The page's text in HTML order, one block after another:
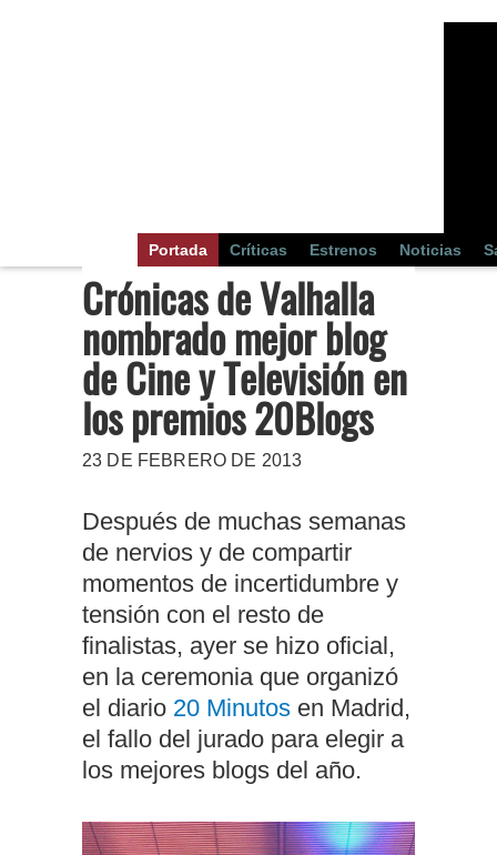
Portada Críticas Estrenos Noticias
Crónicas de Valhalla
nombrado mejor blog
de Cine y Televisión en
los premios 20Blogs
23 DE FEBRERO DE 2013
Después de muchas semanas
de nervios y de compartir
momentos de incertidumbre y
tensión con el resto de
finalistas, ayer se hizo oficial,
en la ceremonia que organizó
el diario 20 Minutos en Madrid,
el fallo del jurado para elegir a
los mejores blogs del año.